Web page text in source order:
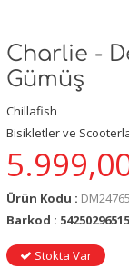
Charlie -
Gümüş
Chillafish
Bisikletler ve
Ürün Kodu : DM24765
Barkod :
Stokta Var